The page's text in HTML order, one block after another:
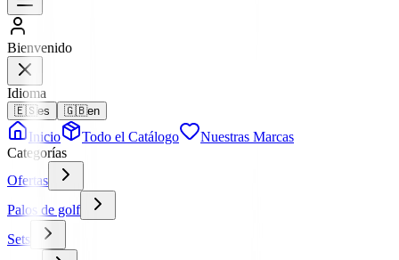
Bienvenido
Idioma
🇪🇸 es 🇬🇧en
Inicio Todo el Catálogo
Nuestras Marcas
Categorías
Ofertas
Palos de golf
Sets